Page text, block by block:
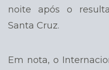
noite após o
Santa Cruz.
Em nota, o